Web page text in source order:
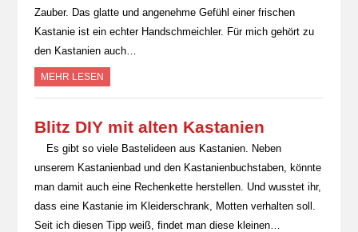
Zauber. Das glatte und angenehme Gefühl einer frischen
Kastanie ist ein echter Handschmeichler. Für mich gehört zu
den Kastanien auch…
MEHR LESEN
Blitz DIY mit alten Kastanien
Es gibt so viele Bastelideen aus Kastanien. Neben
unserem Kastanienbad und den Kastanienbuchstaben, könnte
man damit auch eine Rechenkette herstellen. Und wusstet ihr,
dass eine Kastanie im Kleiderschrank, Motten verhalten soll.
Seit ich diesen Tipp weiß, findet man diese kleinen…